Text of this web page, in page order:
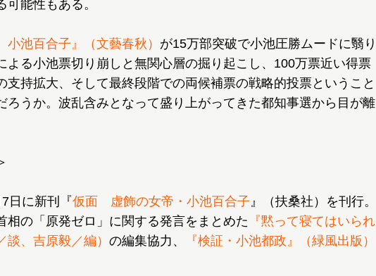
能性もある。
小池百合子』（文藝春秋） が15万部突破で小池圧勝ムードに翳り
よる小池票切り崩しと無関心層の掘り起こし、100万票近い得票
支持拡大、そして最終段階での両候補票の戦略的投票ということ
ろうか。波乱含みとなって盛り上がってきた都知事選から目が離
日に新刊『仮面 虚飾の女帝・小池百合子』（扶桑社）を刊行。
相の「原発ゼロ」に関する発言をまとめた 『黙って寝てはいられ
、吉原毅／編） の編集協力、
『検証・小池都政』（緑風出版）